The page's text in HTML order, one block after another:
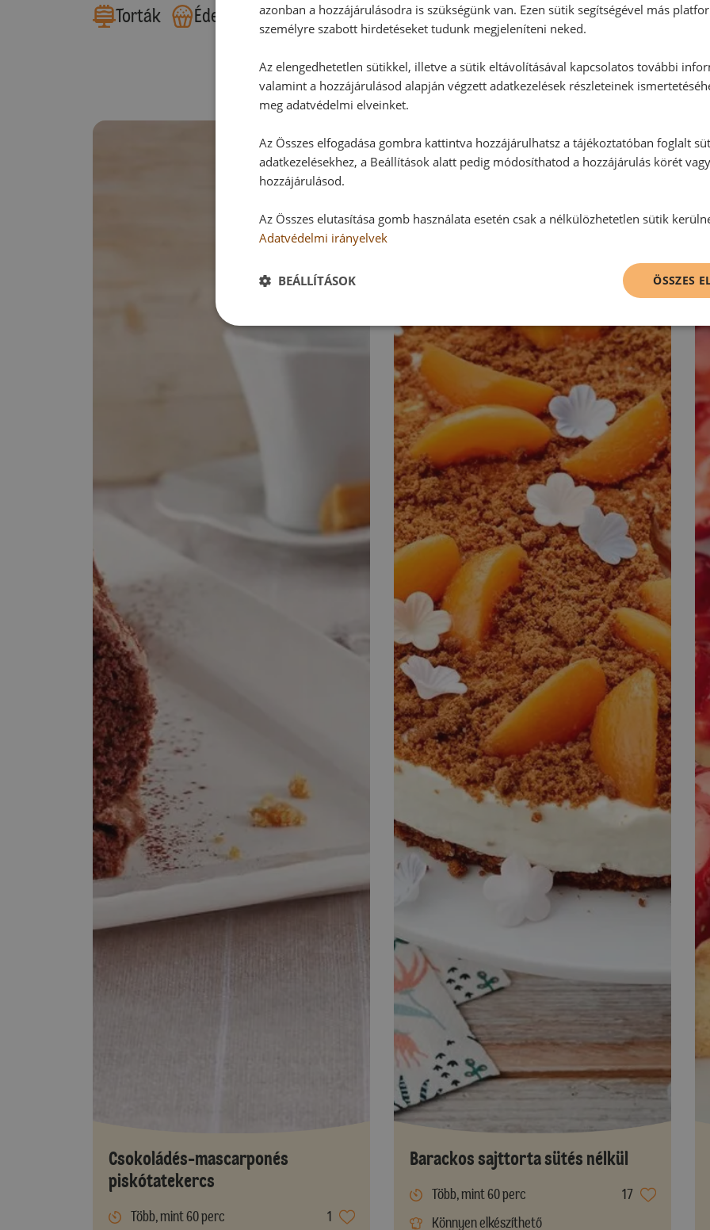
Torták
Édes sütemények
RECEPTAJÁNLÓ
Csokoládés-mascarponés
piskótatekercs
Több, mint 60 perc 1
Barackos sajttorta sütés nélkül
Több, mint 60 perc
17
Könnyen elkészíthető
azonban a hozzájárulásodra is szükségünk van. Ezen sütik segítségével más
személyre szabott hirdetéseket tudunk megjeleníteni neked.
Az elengedhetetlen sütikkel, illetve a sütik eltávolításával kapcsolatos további
valamint a hozzájárulásod alapján végzett adatkezelések részleteinek
meg adatvédelmi elveinket.
Az Összes elfogadása gombra kattintva hozzájárulhatsz a tájékoztatóban foglalt
adatkezelésekhez, a Beállítások alatt pedig módosíthatod a hozzájárulás körét
hozzájárulásod.
Az Összes elutasítása gomb használata esetén csak a nélkülözhetetlen sütik
Adatvédelmi irányelvek
ÖSSZES
BEÁLLÍTÁSOK